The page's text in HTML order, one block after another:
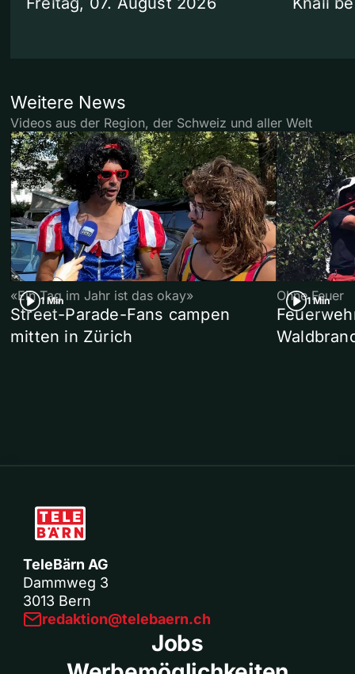
Weitere News
Videos aus der Region, der Schweiz und aller Welt
1 Min
«Ein Tag im Jahr ist das okay»
Street-Parade-Fans campen
mitten in Zürich
1 Min
Ohne Feuer
TeleBärn AG
Dammweg 3
3013 Bern
redaktion@telebaern.ch
Jobs